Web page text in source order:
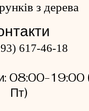
з дерева
617-46-18
08:00-19:00
Пт)